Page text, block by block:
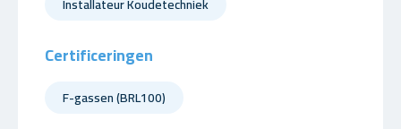
Certificeringen
F-gassen (BRL100)